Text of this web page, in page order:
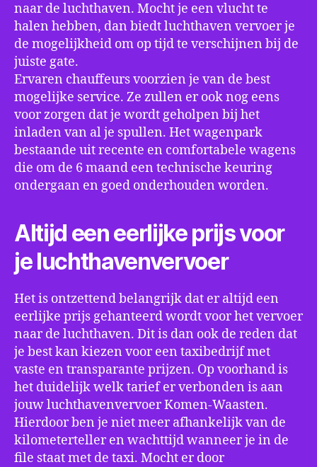
naar de luchthaven. Mocht je een vlucht te
halen hebben, dan biedt luchthaven vervoer je
de mogelijkheid om op tijd te verschijnen bij de
juiste gate.
Ervaren chauffeurs voorzien je van de best
mogelijke service. Ze zullen er ook nog eens
voor zorgen dat je wordt geholpen bij het
inladen van al je spullen. Het wagenpark
bestaande uit recente en comfortabele wagens
die om de 6 maand een technische keuring
ondergaan en goed onderhouden worden.
Altijd een eerlijke prijs voor
je luchthavenvervoer
Het is ontzettend belangrijk dat er altijd een
eerlijke prijs gehanteerd wordt voor het vervoer
naar de luchthaven. Dit is dan ook de reden dat
je best kan kiezen voor een taxibedrijf met
vaste en transparante prijzen. Op voorhand is
het duidelijk welk tarief er verbonden is aan
jouw luchthavenvervoer Komen-Waasten.
Hierdoor ben je niet meer afhankelijk van de
kilometerteller en wachttijd wanneer je in de
file staat met de taxi. Mocht er door